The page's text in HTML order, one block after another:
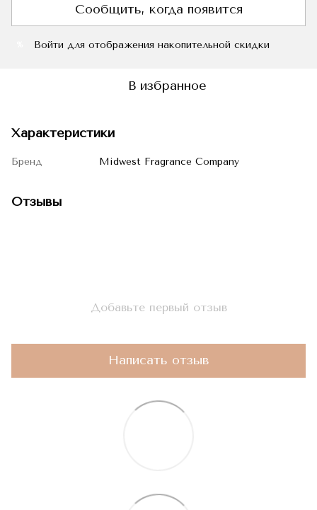
Сообщить, когда появится
Войти для отображения накопительной скидки
В избранное
Характеристики
Бренд Midwest Fragrance Company
Отзывы
Добавьте первый отзыв
Написать отзыв